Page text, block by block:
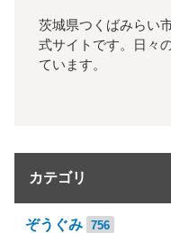
茨城県つくばみらい
式サイトです。日々
ています。
カテゴリ
ぞうぐみ 756